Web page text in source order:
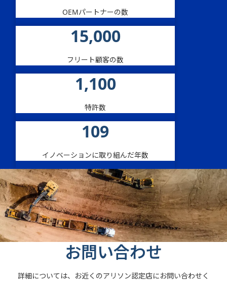
OEMパートナーの数
15,000
フリート顧客の数
1,100
特許数
109
イノベーションに取り組んだ年数
お問い合わせ
詳細については、お近くのアリソン認定店にお問い合わせく